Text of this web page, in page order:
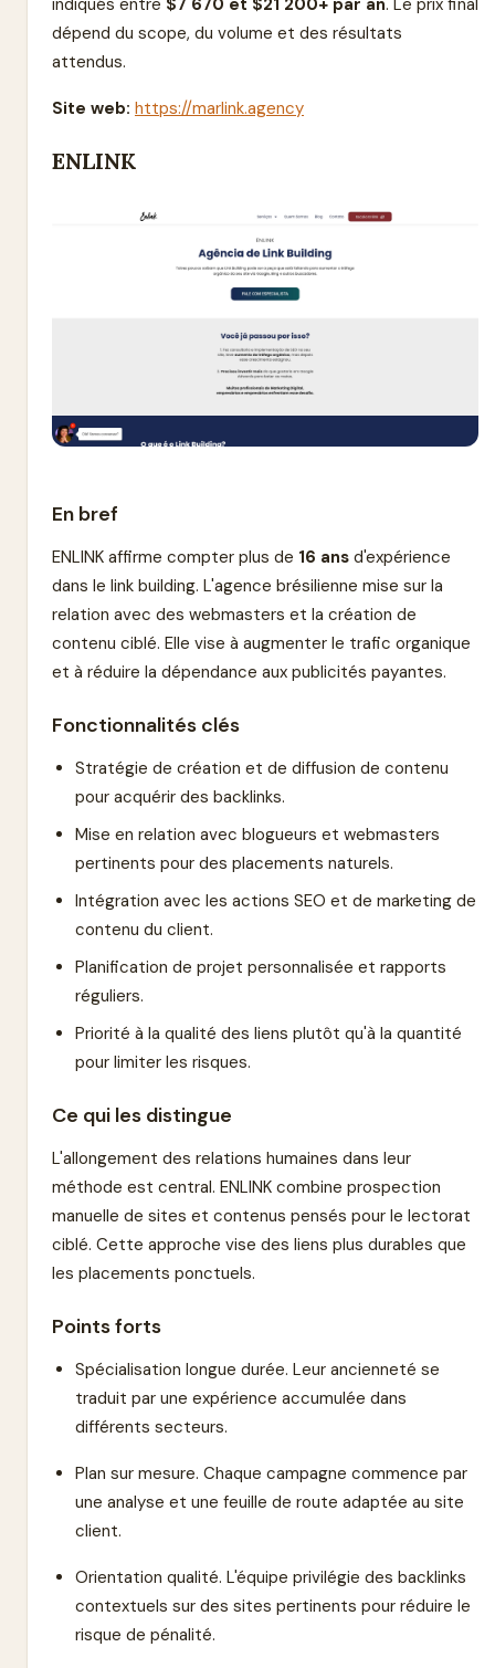
dépend du scope, du volume et des résultats
attendus.
Site web: https://marlink.agency
ENLINK
En bref
ENLINK affirme compter plus de 16 ans d'expérience
dans le link building. L'agence brésilienne mise sur la
relation avec des webmasters et la création de
contenu ciblé. Elle vise à augmenter le trafic organique
et à réduire la dépendance aux publicités payantes.
Fonctionnalités clés
Stratégie de création et de diffusion de contenu
pour acquérir des backlinks.
Mise en relation avec blogueurs et webmasters
pertinents pour des placements naturels.
Intégration avec les actions SEO et de marketing de
contenu du client.
Planification de projet personnalisée et rapports
réguliers.
Priorité à la qualité des liens plutôt qu'à la quantité
pour limiter les risques.
Ce qui les distingue
L'allongement des relations humaines dans leur
méthode est central. ENLINK combine prospection
manuelle de sites et contenus pensés pour le lectorat
ciblé. Cette approche vise des liens plus durables que
les placements ponctuels.
Points forts
Spécialisation longue durée. Leur ancienneté se
traduit par une expérience accumulée dans
différents secteurs.
Plan sur mesure. Chaque campagne commence par
une analyse et une feuille de route adaptée au site
client.
Orientation qualité. L'équipe privilégie des backlinks
contextuels sur des sites pertinents pour réduire le
risque de pénalité.